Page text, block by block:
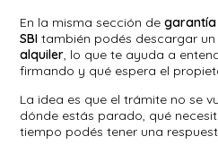
En la misma sección de
SBI también podés descargar
alquiler , lo que te ayuda a
firmando y qué espera el
La idea es que el trámite no se
dónde estás parado, qué
tiempo podés tener una